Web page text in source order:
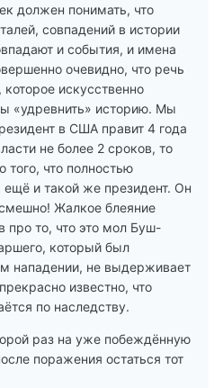
должен понимать, что
совпадений в истории
и события, и имена
очевидно, что речь
искусственно
«удревнить» историю. Мы
в США правит 4 года
не более 2 сроков, то
того, что полностью
ещё и такой же президент. Он
Жалкое блеяние
про то, что это мол Буш-
который был
нападении, не выдерживает
известно, что
по наследству.
раз на уже побеждённую
поражения остаться тот